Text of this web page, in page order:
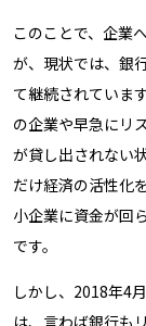
このことで、企業
が、現状では、銀
て継続されていま
の企業や早急にリ
が貸し出されない
だけ経済の活性化
小企業に資金が回
です。
しかし、2018年4